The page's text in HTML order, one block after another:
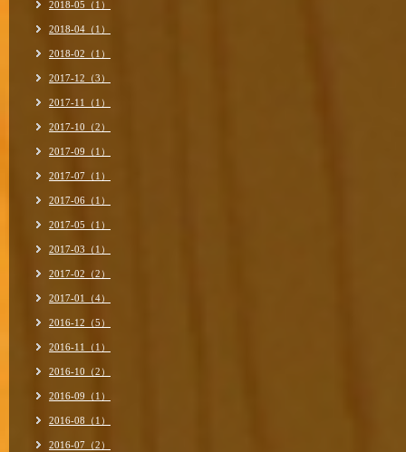
2018-05（1）
2018-04（1）
2018-02（1）
2017-12（3）
2017-11（1）
2017-10（2）
2017-09（1）
2017-07（1）
2017-06（1）
2017-05（1）
2017-03（1）
2017-02（2）
2017-01（4）
2016-12（5）
2016-11（1）
2016-10（2）
2016-09（1）
2016-08（1）
2016-07（2）